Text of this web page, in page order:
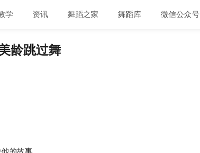
学 资讯 舞蹈之家 舞蹈库 微信公众号
龄跳过舞
的故事。